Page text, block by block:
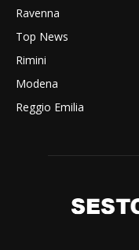
Ravenna
Top News
Rimini
Modena
Reggio Emilia